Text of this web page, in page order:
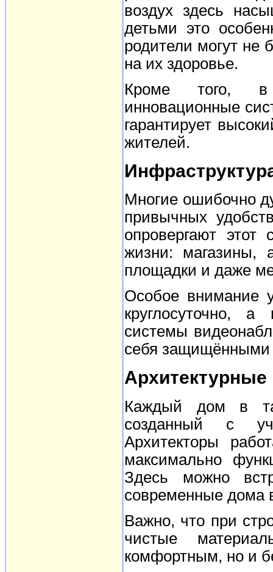
воздух здесь
детьми это
родители могут не
на их здоровье.
Кроме того, в
инновационные
гарантирует
жителей.
Многие ошибочно
привычных
опровергают
жизни: магазины,
площадки и даже
Особое внимание
круглосуточно,
системы
себя защищёнными
Каждый дом в
созданный с
Архитекторы
максимально
Здесь можно
современные дома
Важно, что при
чистые
комфортным, но и